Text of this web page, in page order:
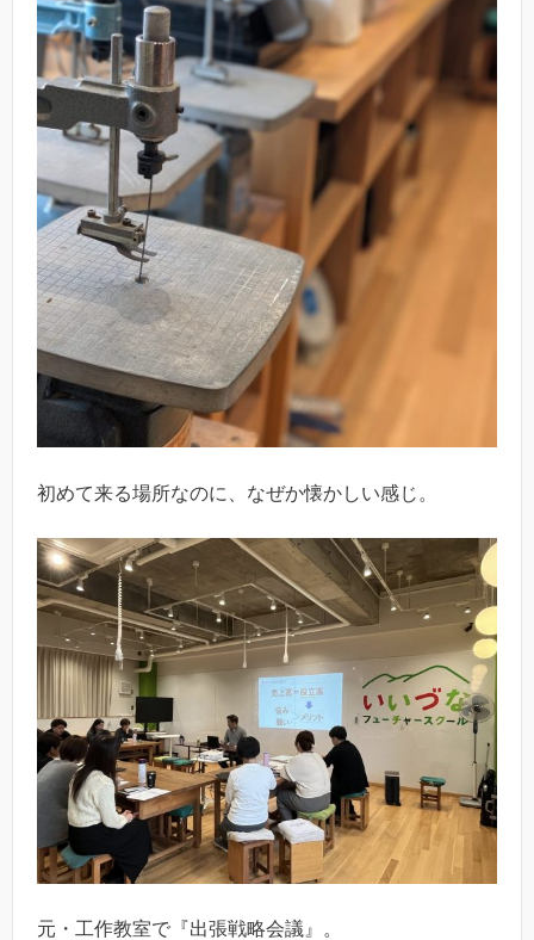
初めて来る場所なのに、なぜか懐かしい感じ。
元・工作教室で『出張戦略会議』。